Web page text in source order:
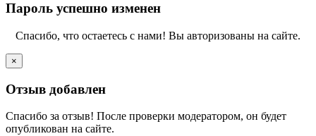
Пароль успешно изменен
Спасибо, что остаетесь с нами! Вы авторизованы на сайте.
×
Отзыв добавлен
Спасибо за отзыв! После проверки модератором, он будет
опубликован на сайте.